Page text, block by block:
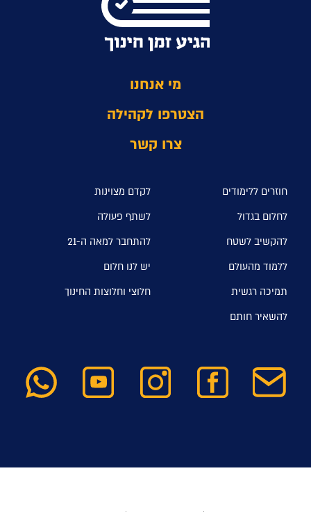
מי אנחנו
הצטרפו לקהילה
צרו קשר
חוזרים ללימודים
לקדם מצוינות
לחלום בגדול
לשתף פעולה
להקשיב לשטח
להתחבר למאה ה-21
ללמוד מהעולם
יש לנו חלום
תמיכה רגשית
חלוצי וחלוצות החינוך
להשאיר חותם